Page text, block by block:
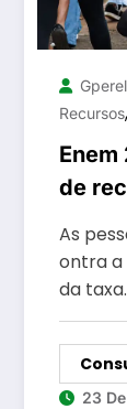
Recursos,
de
As
ontra a
da
23